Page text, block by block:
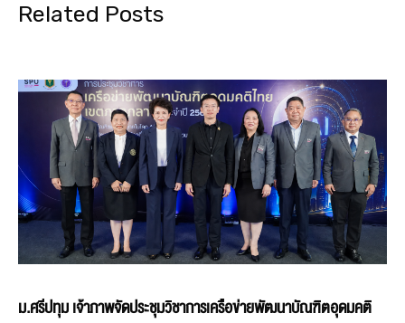
Related Posts
ม.ศรีปทุม เจ้าภาพจัดประชุมวิชาการเครือข่ายพัฒนาบัณฑิตอุดมคติ